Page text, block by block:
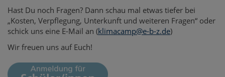
Hast Du noch Fragen? Dann schau mal etwas tiefer bei
„Kosten, Verpflegung, Unterkunft und weiteren Fragen“ oder
schick uns eine E-Mail an (klimacamp@e-b-z.de)
Wir freuen uns auf Euch!